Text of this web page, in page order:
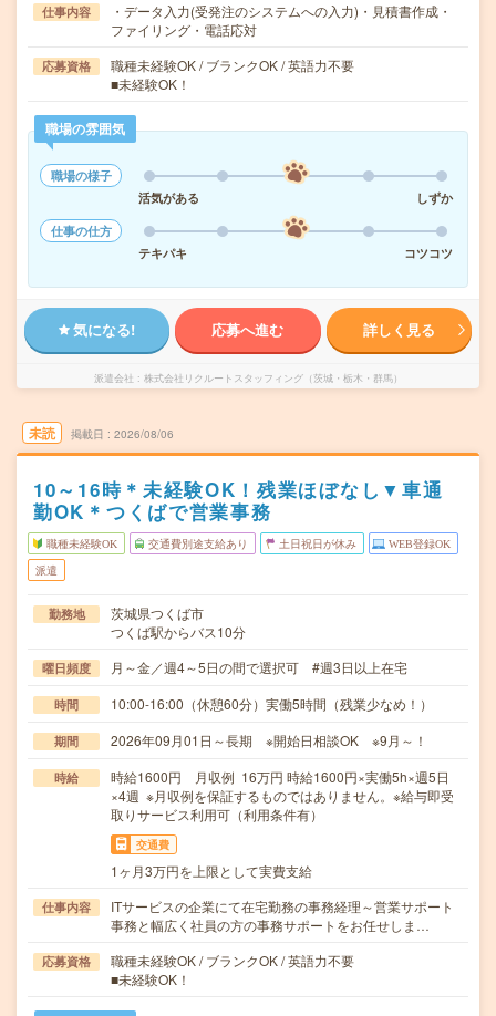
仕事内容
・データ入力(受発注のシステムへの入力)・見積書作成・
ファイリング・電話応対
応募資格
職種未経験OK / ブランクOK / 英語力不要
■未経験OK！
職場の雰囲気
職場の様子
活気がある
しずか
仕事の仕方
テキパキ
コツコツ
気になる! 応募へ進む 詳しく見る
派遣会社 株式会社リクルートスタッフィング（茨城・栃木・群馬）
未読 掲載日 2026/08/06
10～16時＊未経験OK！残業ほぼなし▼車通
勤OK＊つくばで営業事務
職種未経験OK 交通費別途支給あり 土日祝日が休み WEB登録OK
派遣
勤務地
茨城県つくば市
つくば駅からバス10分
曜日頻度 月～金／週4～5日の間で選択可 #週3日以上在宅
時間 10:00-16:00（休憩60分）実働5時間（残業少なめ！）
期間 2026年09月01日～長期 ※開始日相談OK ※9月～！
時給
時給1600円 月収例 16万円 時給1600円×実働5h×週5日
×4週 ※月収例を保証するものではありません。※給与即受
取りサービス利用可（利用条件有）
交通費
1ヶ月3万円を上限として実費支給
仕事内容
ITサービスの企業にて在宅勤務の事務経理～営業サポート
事務と幅広く社員の方の事務サポートをお任せしま…
応募資格
職種未経験OK / ブランクOK / 英語力不要
■未経験OK！